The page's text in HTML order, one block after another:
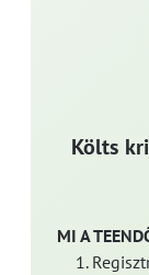
Költs
MI A